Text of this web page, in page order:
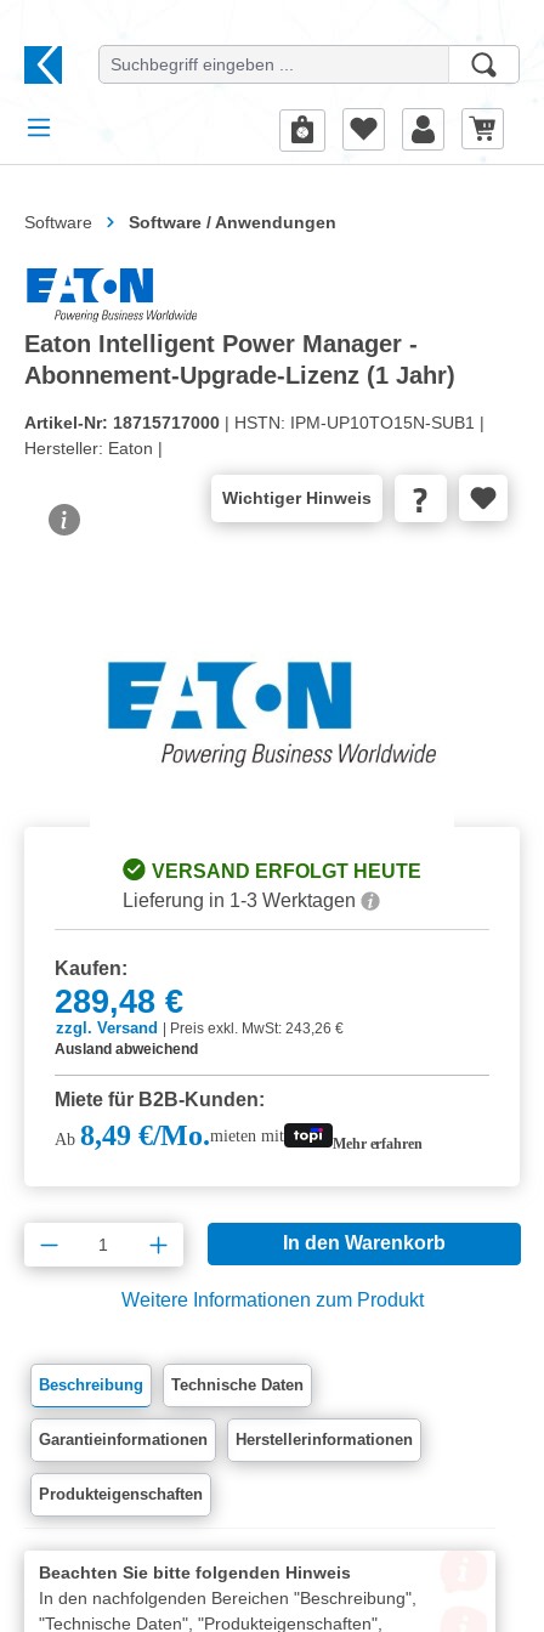
Software Software / Anwendungen
Eaton Intelligent Power Manager -
Abonnement-Upgrade-Lizenz (1 Jahr)
Artikel-Nr: 18715717000 | HSTN: IPM-UP10TO15N-SUB1 |
Hersteller: Eaton |
Wichtiger Hinweis
VERSAND ERFOLGT HEUTE
Lieferung in 1-3 Werktagen
Kaufen:
289,48 €
zzgl. Versand | Preis exkl. MwSt: 243,26 €
Ausland abweichend
Miete für B2B-Kunden:
Ab 8,49 €/Mo.mieten mit Mehr erfahren
Produkt Anzahl: Gib den gewünschten
In den Warenkorb
Weitere Informationen zum Produkt
Beschreibung Technische Daten
Garantieinformationen Herstellerinformationen
Produkteigenschaften
Beachten Sie bitte folgenden Hinweis
In den nachfolgenden Bereichen "Beschreibung",
"Technische Daten", "Produkteigenschaften",